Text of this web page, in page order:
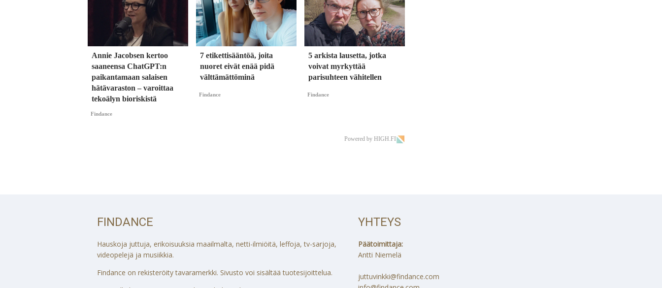
Annie Jacobsen kertoo
saaneensa ChatGPT:n
paikantamaan salaisen
hätävaraston – varoittaa
tekoälyn bioriskistä
Findance
7 etikettisääntöä, joita
nuoret eivät enää pidä
välttämättöminä
Findance
5 arkista lausetta, jotka
voivat myrkyttää
parisuhteen vähitellen
Findance
Powered by HIGH.FI
FINDANCE
Hauskoja juttuja, erikoisuuksia maailmalta, netti-ilmiöitä, leffoja, tv-sarjoja,
videopelejä ja musiikkia.
Findance on rekisteröity tavaramerkki. Sivusto voi sisältää tuotesijoittelua.
YHTEYS
Päätoimittaja:
Antti Niemelä
juttuvinkki@findance.com